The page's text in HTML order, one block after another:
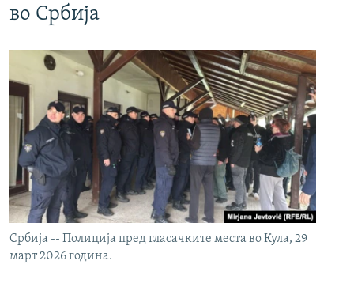
во Србија
Србија -- Полиција пред гласачките места во Кула, 29
март 2026 година.